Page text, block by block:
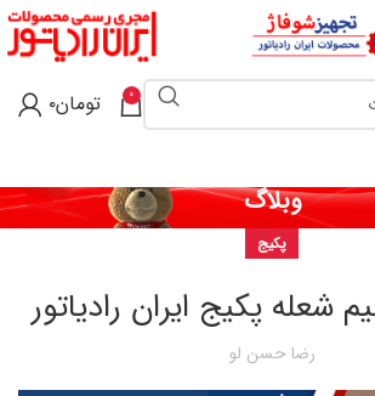
0 تومان۰
وبلاگ
پکیج
شعله پکیج‌ ایران رادیاتور
رضا حسن لو